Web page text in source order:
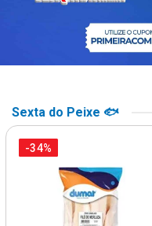
Sexta do Peixe 🐟
-34%